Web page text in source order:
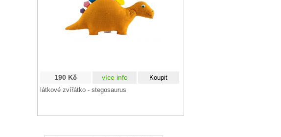
190 Kč více info
látkové zvířátko - stegosaurus